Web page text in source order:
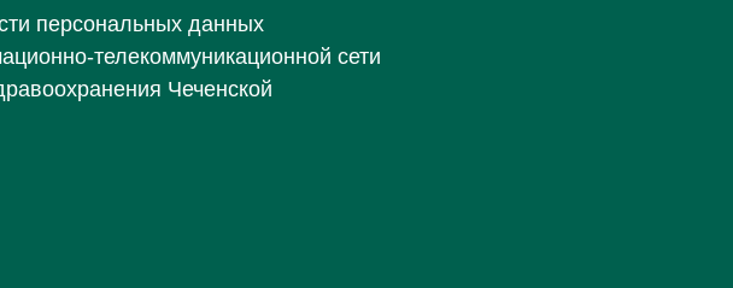
персональных данных
телекоммуникационной сети
Чеченской